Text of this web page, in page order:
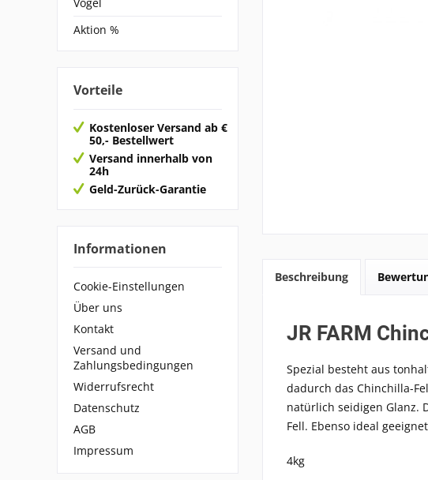
Aktion %
Vorteile
Kostenloser Versand ab €
50,- Bestellwert
Versand innerhalb von
24h
Geld-Zurück-Garantie
Informationen
Cookie-Einstellungen
Über uns
Kontakt
Versand und
Zahlungsbedingungen
Widerrufsrecht
Datenschutz
AGB
Impressum
Beschreibung
JR FARM
Spezial besteht aus
dadurch das Chinchilla-
natürlich seidigen Glanz.
Fell. Ebenso ideal
4kg